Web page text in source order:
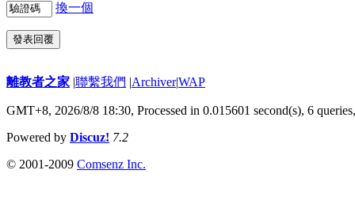
換一個
發表回覆
離教者之家 |聯繫我們 |Archiver|WAP
GMT+8, 2026/8/8 18:30, Processed in 0.015601 second(s), 6
Powered by Discuz! 7.2
© 2001-2009 Comsenz Inc.